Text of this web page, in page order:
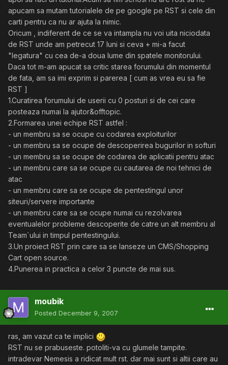
apucam sa mutam tutorialele de pe google pe RST si cele din
carti pentru ca nu ar ajuta la nimic.
Oricum , indiferent de ce se va intampla nu voi uita niciodata
de RST unde am petrecut 17 luni si ceva + mi-a facut
"legatura" cu cea de-a doua lume din spatele monitorului.
Daca tot m-am apucat sa critic starea forumului din momentul
de fata, am sa imi exprim si parerea [ cum as vrea eu sa fie
RST ]
1.Curatirea forumului de userii cu 0 posturi si de cei care
posteaza numai la ajutor&offtopic.
2.Formarea unei echipe RST astfel :
- un membru sa se ocupe cu codarea exploiturilor
- un membru sa se ocupe de descoperirea bugurilor in softuri
- un membru sa se ocupe de codarea de aplicatii pentru atac
- un membru care sa se ocupe cu cautarea de noi tehnici de
atac
- un membru care sa se ocupe de pentestingul unor
siteuri/servere importante
- un membru care sa se ocupe numai cu rezolvarea
eventualelor probleme descoperite de catre un alt membru al
Team`ului in timpul pentestingului.
3.Un proiect RST prin care sa se lanseze un CMS/Shopping
Cart open source.
4.Punerea in practica a celor 3 puncte de mai sus.
moubik
Posted December 9, 2007
ras, am vazut ca te implici
RST nu se prabuseste. potoliti-va cu glumele tampite.
intradevar Nemesis a ridicat mult rst. dar mai sunt si altii care au